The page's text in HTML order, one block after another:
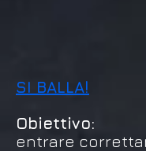
SI BALLA!
Obiettivo:
entrare